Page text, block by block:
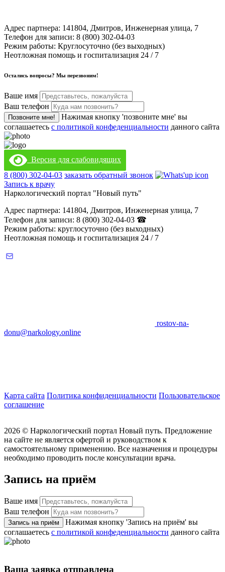
Адрес партнера: 141804, Дмитров, Инженерная улица, 7
Телефон для записи: 8 (800) 302-04-03
Режим работы: Круглосуточно (без выходных)
Неотложная помощь и госпитализация 24 / 7
Остались вопросы? Мы перезвоним!
Ваше имя
Ваш телефон
Позвоните мне!
Нажимая кнопку 'позвоните мне' вы
соглашаетесь с политикой конфеденциальности данного сайта
Версия для слабовидящих
8 (800) 302-04-03 заказать обратный звонок
Запись к врачу
Наркологический портал "Новый путь"
Адрес партнера: 141804, Дмитров, Инженерная улица, 7
Телефон для записи: 8 (800) 302-04-03 ☎
Режим работы: круглосуточно (без выходных)
Неотложная помощь и госпитализация 24 / 7
rostov-na-
donu@narkology.online
Карта сайта Политика конфиденциальности Пользовательское
соглашение
2026 © Наркологический портал Новый путь. Предложение
на сайте не является офертой и руководством к
самостоятельному применению. Все назначения и процедуры
необходимо проводить после консультации врача.
Запись на приём
Ваше имя
Ваш телефон
Запись на приём
Нажимая кнопку 'Запись на приём' вы
соглашаетесь с политикой конфеденциальности данного сайта
Ваша заявка отправлена